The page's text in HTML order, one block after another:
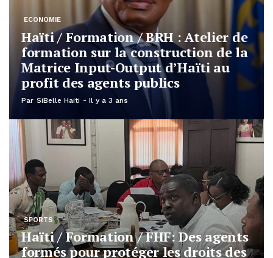
de
la
POLITIQUE
Haïti / Politique / FENAFEMH :
Présentation d’un document par
FENAFEMH pour l’intégration des
femmes dans la politique
Par SiBelle Haiti Il y a 3 ans